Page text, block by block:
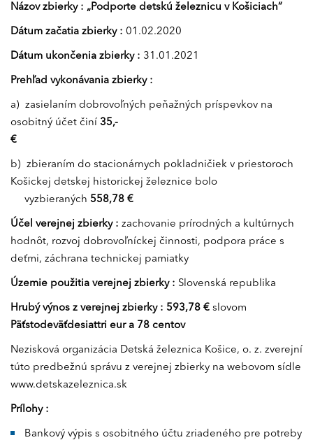
Názov zbierky : „Podporte detskú železnicu v Košiciach“
Dátum začatia zbierky : 01.02.2020
Dátum ukončenia zbierky : 31.01.2021
Prehľad vykonávania zbierky :
a) zasielaním dobrovoľných peňažných príspevkov na
osobitný účet činí 35,-
€
b) zbieraním do stacionárnych pokladničiek v priestoroch
Košickej detskej historickej železnice bolo
vyzbieraných 558,78 €
Účel verejnej zbierky : zachovanie prírodných a kultúrnych
hodnôt, rozvoj dobrovoľníckej činnosti, podpora práce s
deťmi, záchrana technickej pamiatky
Územie použitia verejnej zbierky : Slovenská republika
Hrubý výnos z verejnej zbierky : 593,78 € slovom
Päťstodeväťdesiattri eur a 78 centov
Nezisková organizácia Detská železnica Košice, o. z. zverejní
túto predbežnú správu z verejnej zbierky na webovom sídle
www.detskazeleznica.sk
Prílohy :
Bankový výpis s osobitného účtu zriadeného pre potreby